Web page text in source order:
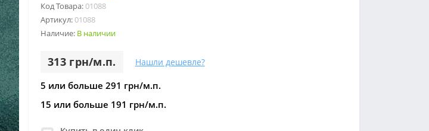
Код Товара:01088
Артикул:01088
Наличие: В наличии
313 грн/м.п. Нашли дешевле?
5 или больше 291 грн/м.п.
15 или больше 191 грн/м.п.